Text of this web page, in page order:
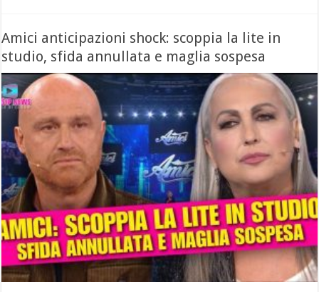
Amici anticipazioni shock: scoppia la lite in
studio, sfida annullata e maglia sospesa